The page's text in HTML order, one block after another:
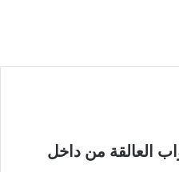
العالقة من داخل